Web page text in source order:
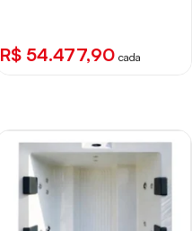
R$ 54.477,90 cada